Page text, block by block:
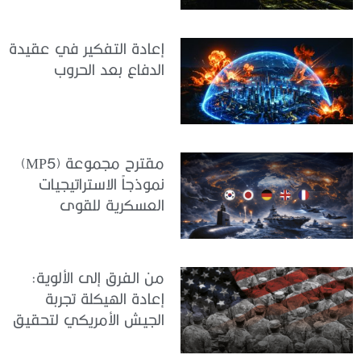
إعادة التفكير في عقيدة
الدفاع بعد الحروب
مقترح مجموعة (MP5)
نموذجاً الاستراتيجيات
العسكرية للقوى
من الفرق إلى الألوية:
إعادة الهيكلة تجربة
الجيش الأمريكي لتحقيق